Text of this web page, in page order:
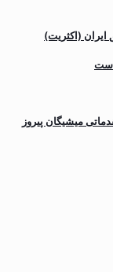
ایران (اکثریت)
میشیگان پیروز